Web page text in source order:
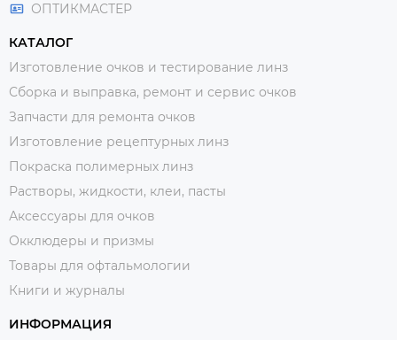
ОПТИКМАСТЕР
КАТАЛОГ
Изготовление очков и тестирование линз
Сборка и выправка, ремонт и сервис очков
Запчасти для ремонта очков
Изготовление рецептурных линз
Покраска полимерных линз
Растворы, жидкости, клеи, пасты
Аксессуары для очков
Окклюдеры и призмы
Товары для офтальмологии
Книги и журналы
ИНФОРМАЦИЯ